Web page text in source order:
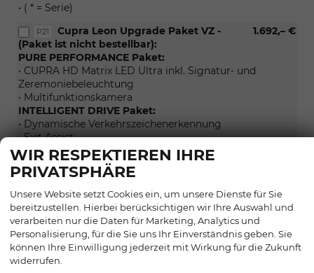
• ( * = Serie)
P21 1.692,– €
Cupra Leon Upgrade Paket VZ -
(Paket ist nicht bestellbar):
PURE PERFORMANCE Paket:
• CUPRA HD Matrix LED Ultra inkl. Signatur- und
Zeremoniebeleuchtung
• Multifunktionskamera
INTELLIGENT DRIVE Paket:
• Dynamische Verkehrszeichenerkennung
• Exit Assist
• Exit Warning
• Intelligenter Parkassistent
• Pre-Crash, vorne und hinten
• Side Assist
• Spurhalteassistent Plus
• Stauassistent
Navigation
(Paket
ist
WIR RESPEKTIEREN IHRE
PRIVATSPHÄRE
Unsere Website setzt Cookies ein, um unsere Dienste für Sie
bereitzustellen. Hierbei berücksichtigen wir Ihre Auswahl und
verarbeiten nur die Daten für Marketing, Analytics und
Personalisierung, für die Sie uns Ihr Einverständnis geben. Sie
können Ihre Einwilligung jederzeit mit Wirkung für die Zukunft
widerrufen.